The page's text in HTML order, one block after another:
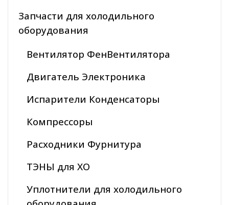
Запчасти для холодильного
оборудования
Вентилятор ФенВентилятора
Двигатель Электроника
Испарители Конденсаторы
Компрессоры
Расходники Фурнитура
ТЭНЫ для ХО
Уплотнители для холодильного